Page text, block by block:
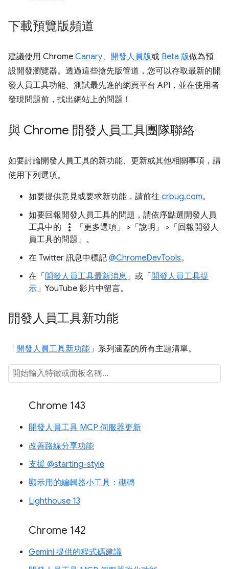
下載預覽版頻道
建議使用 Chrome Canary、 開發人員版或 Beta 版做為預
設開發瀏覽器。透過這些搶先版管道，您可以存取最新的開
發人員工具功能、測試最先進的網頁平台 API，並在使用者
發現問題前，找出網站上的問題！
與 Chrome 開發人員工具團隊聯絡
如要討論開發人員工具的新功能、更新或其他相關事項，請
使用下列選項。
如要提供意見或要求新功能，請前往 crbug.com。
如要回報開發人員工具的問題，請依序點選開發人員
工具中的
more_vert 「更多選項」 >「說明」
>「回報開發人
員工具的問題」 。
在 Twitter 訊息中標記 @ChromeDevTools。
在「 開發人員工具最新消息」或「 開發人員工具提
示」YouTube 影片中留言。
開發人員工具新功能
「 開發人員工具新功能」系列涵蓋的所有主題清單。
Chrome 143
開發人員工具 MCP 伺服器更新
改善路線分享功能
支援 @starting-style
顯示用的編輯器小工具：砌磚
Lighthouse 13
Chrome 142
Gemini 提供的程式碼建議